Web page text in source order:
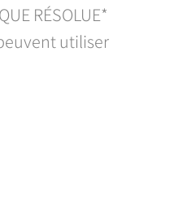
RÉSOLUE*
utiliser